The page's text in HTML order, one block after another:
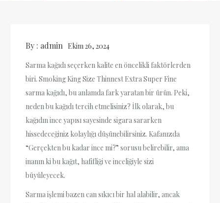
By : admin Ekim 26, 2024
Sarma kağıdı seçerken kalite en öncelikli faktörlerden
biri. Smoking King Size Thinnest Extra Super Fine
sarma kağıdı, bu anlamda fark yaratan bir ürün. Peki,
neden bu kağıdı tercih etmelisiniz? İlk olarak, bu
kağıdın ince yapısı sayesinde sigara sararken
hissedeceğiniz kolaylığı düşünebilirsiniz. Kafanızda
“Gerçekten bu kadar ince mi?” sorusu belirebilir, ama
inanın ki bu kağıt, hafifliği ve inceliğiyle sizi
büyüleyecek.
Sarma işlemi bazen can sıkıcı bir hal alabilir, ancak